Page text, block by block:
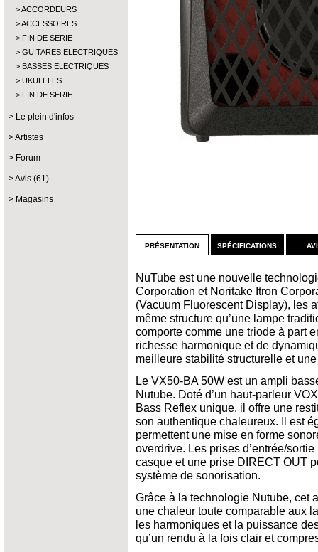
ACCORDEURS
ACCESSOIRES
FIN DE SERIE
GUITARES ELECTRIQUES
BASSES ELECTRIQUES
UKULELES
FIN DE SERIE
Le plein d'infos
Artistes
Forum
Avis (61)
Magasins
présentation
NuTube est une nouvelle
Corporation et Noritake Itron
(Vacuum Fluorescent Display), les
même structure qu’une lampe
comporte comme une triode à part
richesse harmonique et de
meilleure stabilité structurelle et
Le VX50-BA 50W est un ampli
Nutube. Doté d’un haut-parleur
Bass Reflex unique, il offre une
son authentique chaleureux. Il est
permettent une mise en forme
overdrive. Les prises d’entrée/
casque et une prise DIRECT OUT
système de sonorisation.
Grâce à la technologie Nutube, cet
une chaleur toute comparable aux
les harmoniques et la puissance
qu’un rendu à la fois clair et
spécifications